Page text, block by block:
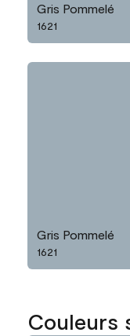
Gris Pommelé
1621
Gris Pommelé
1621
Couleurs